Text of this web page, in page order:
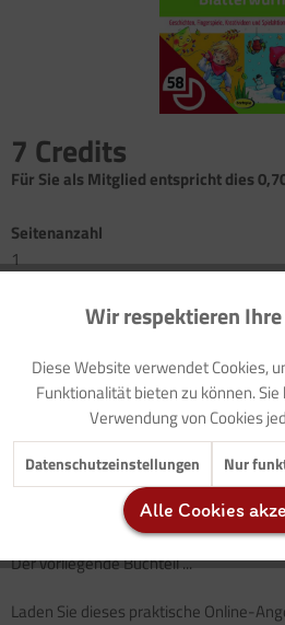
7 Credits
Für Sie als Mitglied entspricht dies
Seitenanzahl
1
Vorwort: Krippenkinder lernen mit
Einleitung: Herbst
Kreativangebot: Blätterwurm
MitNaturmaterialienwie Blättern und
hantiert und gebasteltwerden. Sie
Farbe und Eigenschaften.
Der vorliegende Buchteil ...
Laden Sie dieses praktische Online-
Funktionale
Marketing
Tracking
Wir respektieren
Diese Website verwendet Cookies,
Funktionalität bieten zu können.
Verwendung von Cookies
Datenschutzeinstellungen Nur
Alle Cookies